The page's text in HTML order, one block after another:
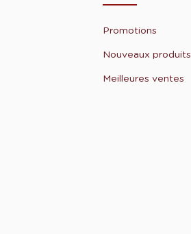
Promotions
Nouveaux produits
Meilleures ventes